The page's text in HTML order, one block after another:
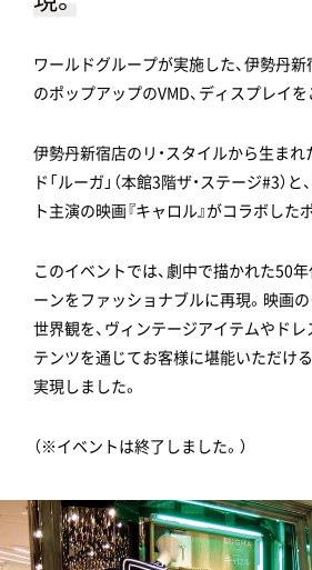
ワールドグループが実施した、伊勢丹
のポップアップのVMD、ディスプレイを
伊勢丹新宿店のリ・スタイルから生ま
ド「ルーガ」（本館3階ザ・ステージ#3）
ト主演の映画『キャロル』がコラボした
このイベントでは、劇中で描かれた50
ーンをファッショナブルに再現。映画
世界観を、ヴィンテージアイテムやドレ
テンツを通じてお客様に堪能いただけ
実現しました。
（※イベントは終了しました。）